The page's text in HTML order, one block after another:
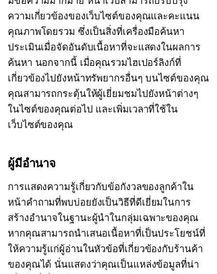
ความเกี่ยวข้องของเว็บไซต์ของคุณและคะแนน
คุณภาพโดยรวม ซึ่งเป็นสิ่งที่เครื่องมือค้นหา
ประเมินเมื่อจัดอันดับเนื้อหาที่จะแสดงในผลการ
ค้นหา นอกจากนี้ เมื่อคุณรวมไฮเปอร์ลิงก์ที่
เกี่ยวข้องไปยังหน้าทรัพยากรอื่นๆ บนไซต์ของคุณ
คุณสามารถกระตุ้นให้ผู้เยี่ยมชมไปยังหน้าต่างๆ
ในไซต์ของคุณต่อไป และเพิ่มเวลาที่ใช้ใน
เว็บไซต์ของคุณ
ผู้มีอำนาจ
การแสดงความรู้เกี่ยวกับข้อกังวลของลูกค้าใน
หน้าคำถามที่พบบ่อยยังเป็นวิธีที่ดีเยี่ยมในการ
สร้างอำนาจในฐานะผู้นำในกลุ่มเฉพาะของคุณ
หากคุณสามารถนำเสนอเนื้อหาที่เป็นประโยชน์ที่
ให้ความรู้แก่ผู้อ่านในหัวข้อที่เกี่ยวข้องกับร้านค้า
ของคุณได้ นั่นแสดงว่าคุณเป็นแหล่งข้อมูลที่น่า